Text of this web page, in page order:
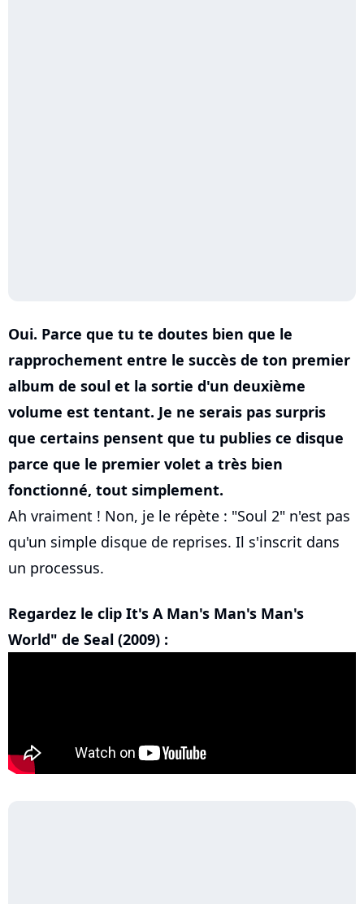
Oui. Parce que tu te doutes bien que le
rapprochement entre le succès de ton premier
album de soul et la sortie d'un deuxième
volume est tentant. Je ne serais pas surpris
que certains pensent que tu publies ce disque
parce que le premier volet a très bien
fonctionné, tout simplement.
Ah vraiment ! Non, je le répète : "Soul 2" n'est pas
qu'un simple disque de reprises. Il s'inscrit dans
un processus.
Regardez le clip It's A Man's Man's Man's
World" de Seal (2009) :